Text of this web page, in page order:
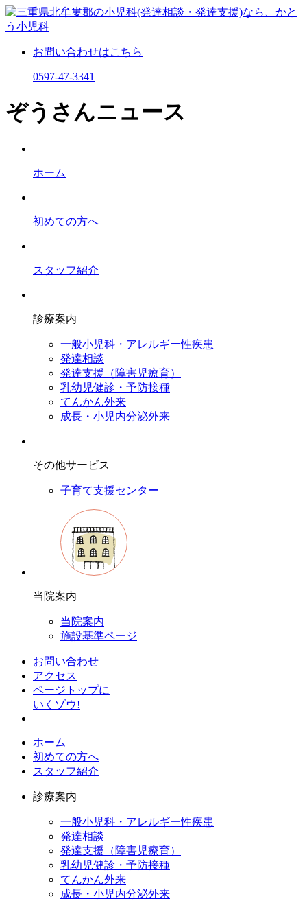
お問い合わせはこちら
0597-47-3341
ぞうさんニュース
ホーム
初めての⽅へ
スタッフ紹介
診療案内
一般小児科・アレルギー性疾患
発達相談
発達支援（障害児療育）
乳幼児健診・予防接種
てんかん外来
成長・小児内分泌外来
その他サービス
子育て支援センター
当院案内
当院案内
施設基準ページ
お問い合わせ
アクセス
ページトップに
いくゾウ!
ホーム
初めての方へ
スタッフ紹介
診療案内
一般小児科・アレルギー性疾患
発達相談
発達支援（障害児療育）
乳幼児健診・予防接種
てんかん外来
成長・小児内分泌外来